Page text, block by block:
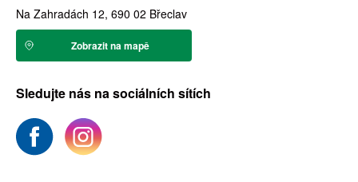
Na Zahradách 12, 690 02 Břeclav
Zobrazit na mapě
Sledujte nás na sociálních sítích